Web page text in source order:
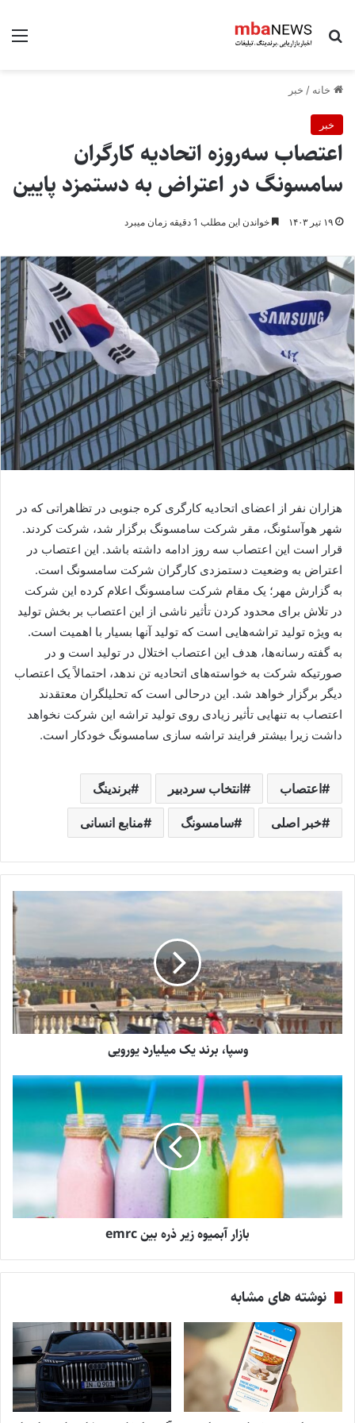
جستجو برای
خانه / خبر
خبر
اعتصاب سه‌روزه اتحادیه کارگران
سامسونگ در اعتراض به دستمزد پایین
۱۹ تیر ۱۴۰۳ خواندن این مطلب 1 دقیقه زمان میبرد
هزاران نفر از اعضای اتحادیه کارگری کره جنوبی در تظاهراتی که در
شهر هوآسئونگ، مقر شرکت سامسونگ برگزار شد، شرکت کردند.
قرار است این اعتصاب سه روز ادامه داشته باشد. این اعتصاب در
اعتراض به وضعیت دستمزدی کارگران شرکت سامسونگ است.
به گزارش مهر؛ یک مقام شرکت سامسونگ اعلام کرده این شرکت
در تلاش برای محدود کردن تأثیر ناشی از این اعتصاب بر بخش تولید
به ویژه تولید تراشه‌هایی است که تولید آنها بسیار با اهمیت است.
به گفته رسانه‌ها، هدف این اعتصاب اختلال در تولید است و در
صورتیکه شرکت به خواسته‌های اتحادیه تن ندهد، احتمالاً یک اعتصاب
دیگر برگزار خواهد شد. این درحالی است که تحلیلگران معتقدند
اعتصاب به تنهایی تأثیر زیادی روی تولید تراشه این شرکت نخواهد
داشت زیرا بیشتر فرایند تراشه سازی سامسونگ خودکار است.
اعتصاب انتخاب سردبیر برندینگ
خبر اصلی سامسونگ منابع انسانی
وسپا، برند یک میلیارد یورویی
بازار آبمیوه زیر ذره بین emrc
نوشته های مشابه